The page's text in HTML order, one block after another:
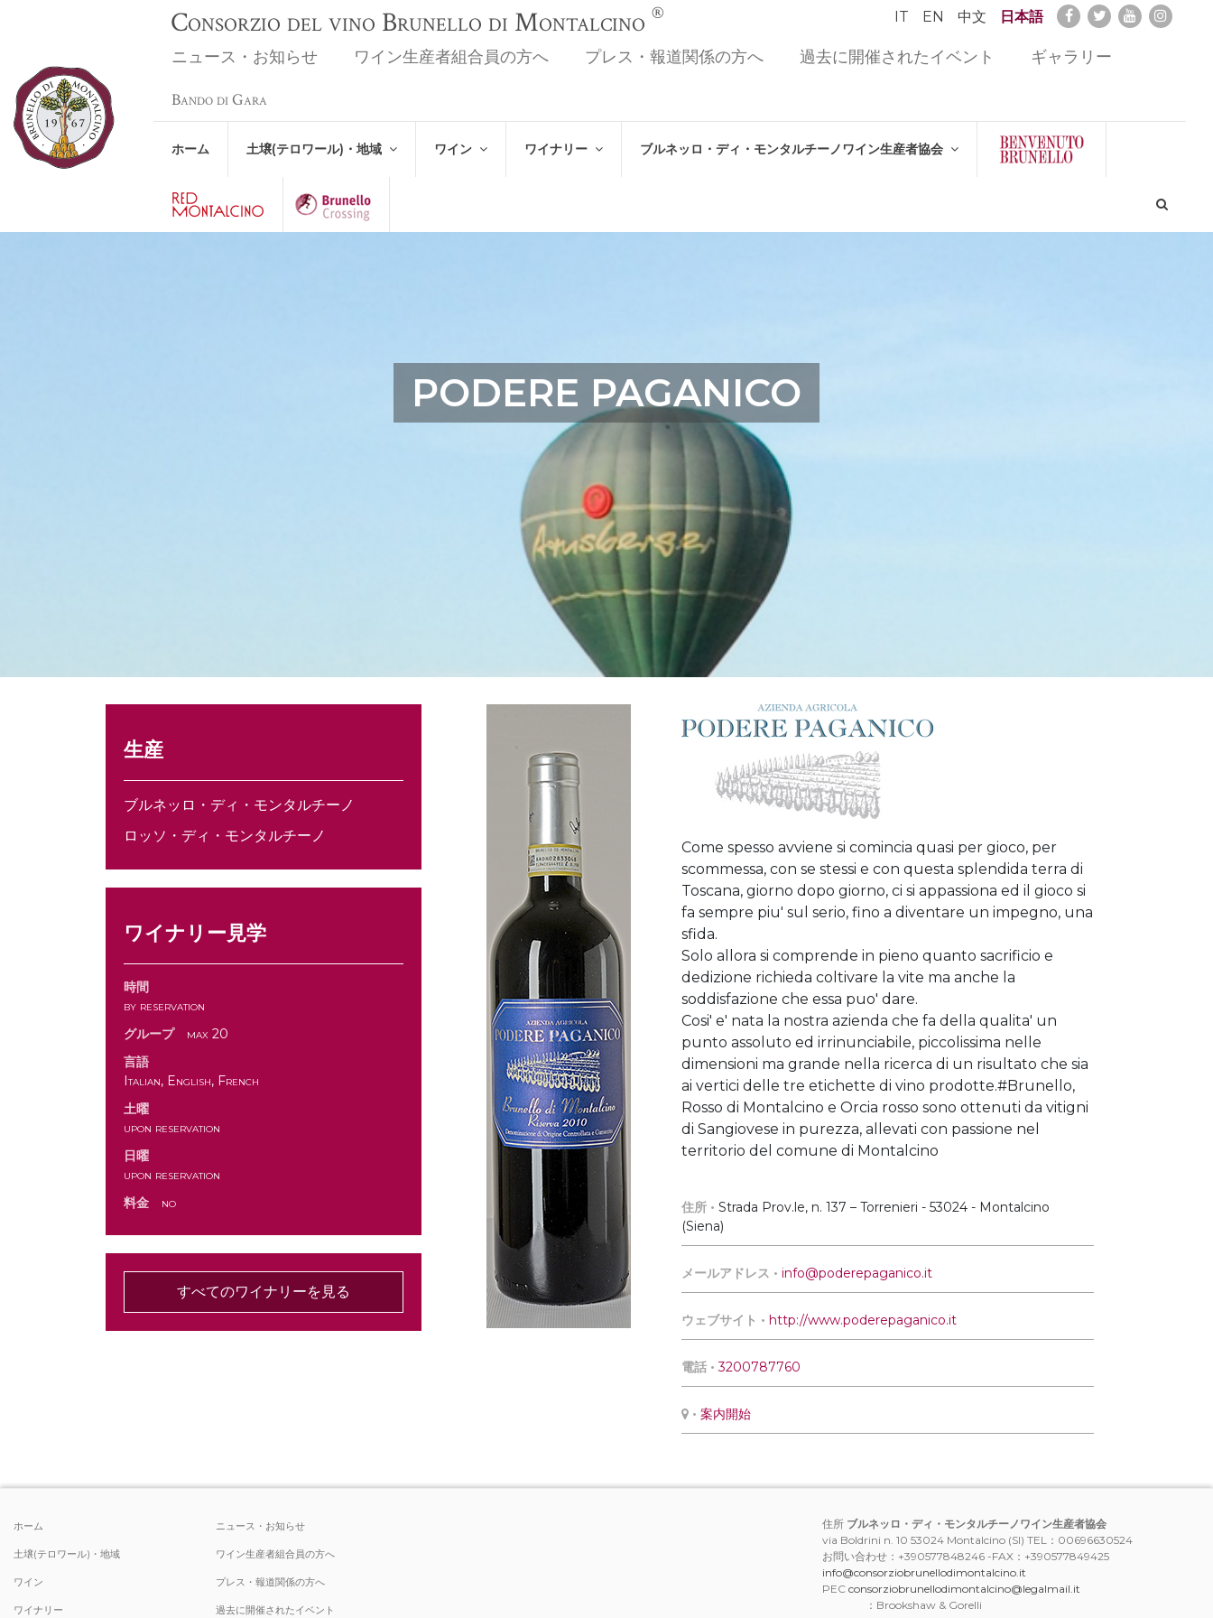
Consorzio del vino Brunello di Montalcino ® IT EN 中文 日本語
ニュース・お知らせ ワイン生産者組合員の方へ プレス・報道関係の方へ 過去に開催されたイベント ギャラリー
Bando di Gara
ホーム 土壌(テロワール)・地域 ワイン ワイナリー ブルネッロ・ディ・モンタルチーノワイン生産者協会
PODERE PAGANICO
生産
ブルネッロ・ディ・モンタルチーノ
ロッソ・ディ・モンタルチーノ
ワイナリー見学
時間
by reservation
グループ
max 20
言語
Italian, English, French
土曜
upon reservation
日曜
upon reservation
料金
no
すべてのワイナリーを見る
Come spesso avviene si comincia quasi per gioco, per
scommessa, con se stessi e con questa splendida terra di
Toscana, giorno dopo giorno, ci si appassiona ed il gioco si
fa sempre piu' sul serio, fino a diventare un impegno, una
sfida.
Solo allora si comprende in pieno quanto sacrificio e
dedizione richieda coltivare la vite ma anche la
soddisfazione che essa puo' dare.
Cosi' e' nata la nostra azienda che fa della qualita' un
punto assoluto ed irrinunciabile, piccolissima nelle
dimensioni ma grande nella ricerca di un risultato che sia
ai vertici delle tre etichette di vino prodotte.#Brunello,
Rosso di Montalcino e Orcia rosso sono ottenuti da vitigni
di Sangiovese in purezza, allevati con passione nel
territorio del comune di Montalcino
住所 •Strada Prov.le, n. 137 – Torrenieri - 53024 - Montalcino
(Siena)
メールアドレス •info@poderepaganico.it
ウェブサイト •http://www.poderepaganico.it
電話 •3200787760
• 案内開始
ホーム
土壌(テロワール)・地域
ワイン
ワイナリー
ニュース・お知らせ
ワイン生産者組合員の方へ
プレス・報道関係の方へ
過去に開催されたイベント
住所 ブルネッロ・ディ・モンタルチーノワイン生産者協会
via Boldrini n. 10 53024 Montalcino (SI) TEL：00696630524
お問い合わせ：+390577848246 -FAX：+390577849425
info@consorziobrunellodimontalcino.it
PEC consorziobrunellodimontalcino@legalmail.it
：Brookshaw & Gorelli